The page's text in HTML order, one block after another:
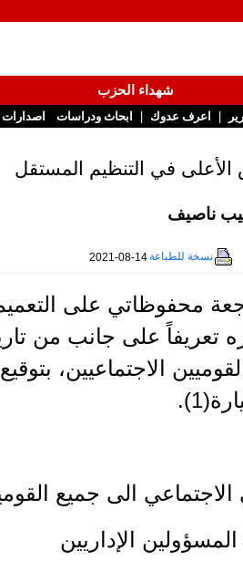
شهداء الحزب
| اعرف عدوك | ابحاث ودراسات اصدارات
الأعلى في التنظيم المستقل
ناصيف
نسخة للطباعة2021-08-14
8/1978، أنشره تعريفاً على
الاجتماعيين،
الى جميع
الإداريين